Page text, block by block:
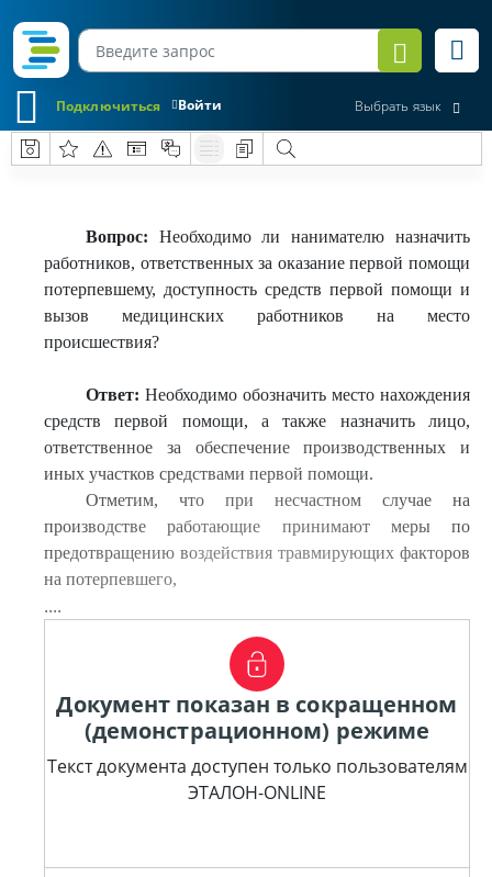
Войти
Подключиться Выбрать язык
Вопрос: Необходимо ли нанимателю назначить
работников, ответственных за оказание первой помощи
потерпевшему, доступность средств первой помощи и
вызов медицинских работников на место
происшествия?
Ответ: Необходимо обозначить место нахождения
средств первой помощи, а также назначить лицо,
ответственное за обеспечение производственных и
иных участков средствами первой помощи.
Отметим, что при несчастном случае на
производстве работающие принимают меры по
предотвращению воздействия травмирующих факторов
на потерпевшего,
....
Документ показан в сокращенном
(демонстрационном) режиме
Текст документа доступен только пользователям
ЭТАЛОН-ONLINE